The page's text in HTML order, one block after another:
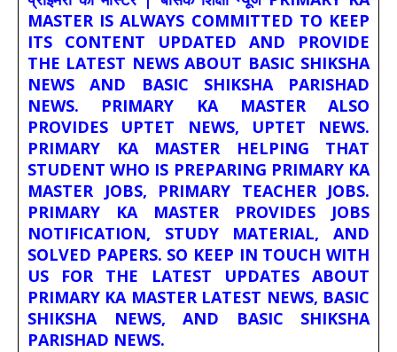
MASTER IS ALWAYS COMMITTED TO KEEP
ITS CONTENT UPDATED AND PROVIDE
THE LATEST NEWS ABOUT BASIC SHIKSHA
NEWS AND BASIC SHIKSHA PARISHAD
NEWS. PRIMARY KA MASTER ALSO
PROVIDES UPTET NEWS, UPTET NEWS.
PRIMARY KA MASTER HELPING THAT
STUDENT WHO IS PREPARING PRIMARY KA
MASTER JOBS, PRIMARY TEACHER JOBS.
PRIMARY KA MASTER PROVIDES JOBS
NOTIFICATION, STUDY MATERIAL, AND
SOLVED PAPERS. SO KEEP IN TOUCH WITH
US FOR THE LATEST UPDATES ABOUT
PRIMARY KA MASTER LATEST NEWS, BASIC
SHIKSHA NEWS, AND BASIC SHIKSHA
PARISHAD NEWS.